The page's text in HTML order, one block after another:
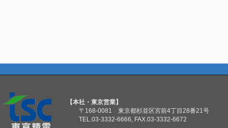
【本社・東京営業】
〒168-0081 東京都杉並区宮前4丁目28番21号
TEL.03-3332-6666, FAX.03-3332-6672